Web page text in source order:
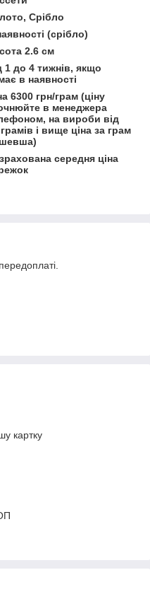
Срібло
(срібло)
2.6 см
1 до 4 тижнів, якщо
в наявності
6300 грн/грам (ціну
в менеджера
на вироби від
і вище ціна за грам
середня ціна
картку